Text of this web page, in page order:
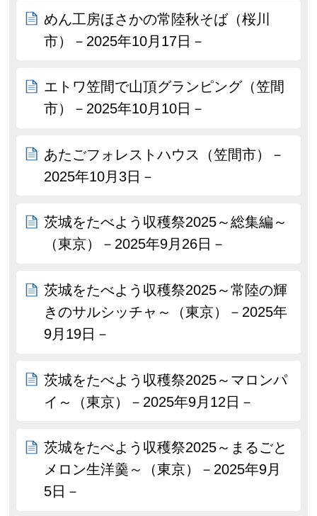
めん工房ほさかの常陸秋そば（桜川
市）－2025年10月17日－
エトワ笠間で山頂グランピング（笠間
市）－2025年10月10日－
あたごフォレストハウス（笠間市）－
2025年10月3日－
茨城をたべよう収穫祭2025～総集編～
（東京）－2025年9月26日－
茨城をたべよう収穫祭2025～常陸の輝
きのサルシッチャ～（東京）－2025年
9月19日－
茨城をたべよう収穫祭2025～マロンパ
イ～（東京）－2025年9月12日－
茨城をたべよう収穫祭2025～まるごと
メロン生洋羹～（東京）－2025年9月
5日－